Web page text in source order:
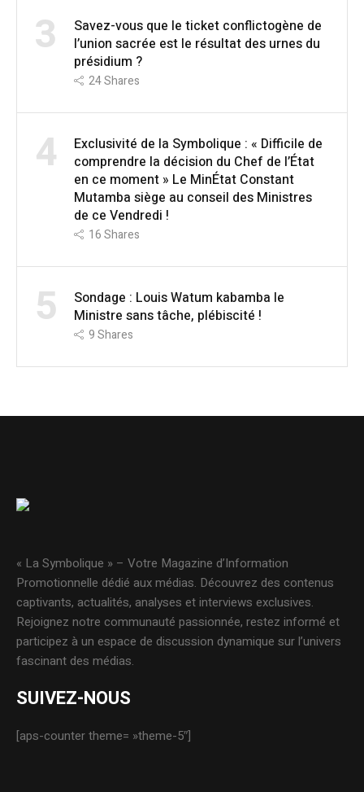
3
Savez-vous que le ticket conflictogène de
l’union sacrée est le résultat des urnes du
présidium ?
24Shares
4
Exclusivité de la Symbolique : « Difficile de
comprendre la décision du Chef de l’État
en ce moment » Le MinÉtat Constant
Mutamba siège au conseil des Ministres
de ce Vendredi !
16Shares
5
Sondage : Louis Watum kabamba le
Ministre sans tâche, plébiscité !
9Shares
« La Symbolique » – Votre Magazine d’Information
Promotionnelle dédié aux médias. Découvrez des contenus
captivants, actualités, analyses et interviews exclusives.
Rejoignez notre communauté passionnée, restez informé et
participez à un espace de discussion dynamique sur l’univers
fascinant des médias.
SUIVEZ-NOUS
[aps-counter theme= »theme-5″]